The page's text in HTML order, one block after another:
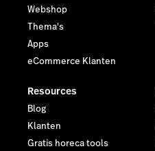
Webshop
Thema's
Apps
eCommerce Klanten
Resources
Blog
Klanten
Gratis horeca tools